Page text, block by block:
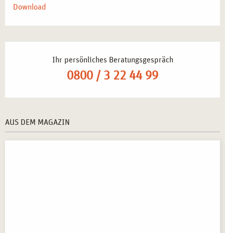
MÖGLICHER ABSCHLUSS
Nach erfolgreichem Abschluss desSeminars in
Lehrsupervision – Potenzialentwicklung in Hamburg
erhalten die Teilnehmenden eine offizielle
Teilnahmebescheinigung , die ihre erlernten Fähigkeiten
Download
Ihr persönliches Beratungsgespräch
0800 / 3 22 44 99
AUS DEM MAGAZIN